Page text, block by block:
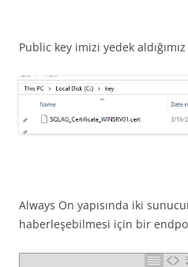
Public key imizi yedek
Always On yapısında iki
haberleşebilmesi için bir